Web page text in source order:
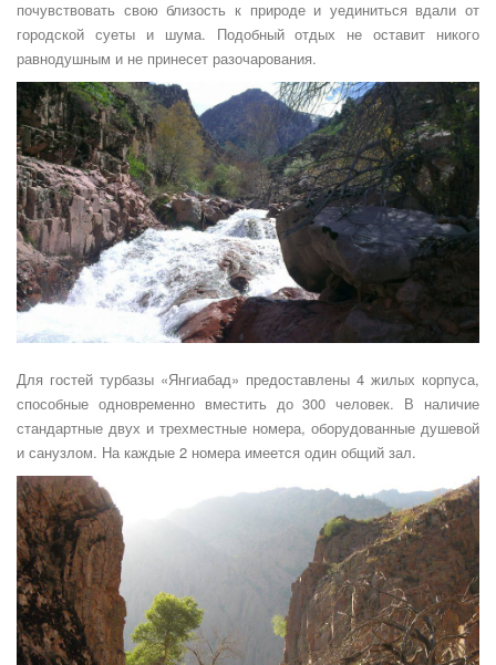
почувствовать свою близость к природе и уединиться вдали от
городской суеты и шума. Подобный отдых не оставит никого
равнодушным и не принесет разочарования.
Для гостей турбазы «Янгиабад» предоставлены 4 жилых корпуса,
способные одновременно вместить до 300 человек. В наличие
стандартные двух и трехместные номера, оборудованные душевой
и санузлом. На каждые 2 номера имеется один общий зал.